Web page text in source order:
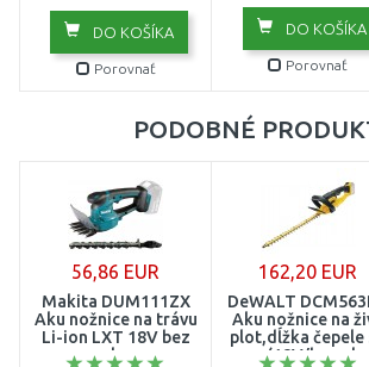
DO KOŠÍKA
Porovnať
DO KOŠÍKA
Porovnať
PODOBNÉ
56,86 EUR
Makita DUM111ZX
Aku nožnice na trávu
Li-ion LXT 18V bez
aku
162,20 EUR
DeWALT
Aku nožnice na
plot,dĺžka čepele
cm (18V/bez